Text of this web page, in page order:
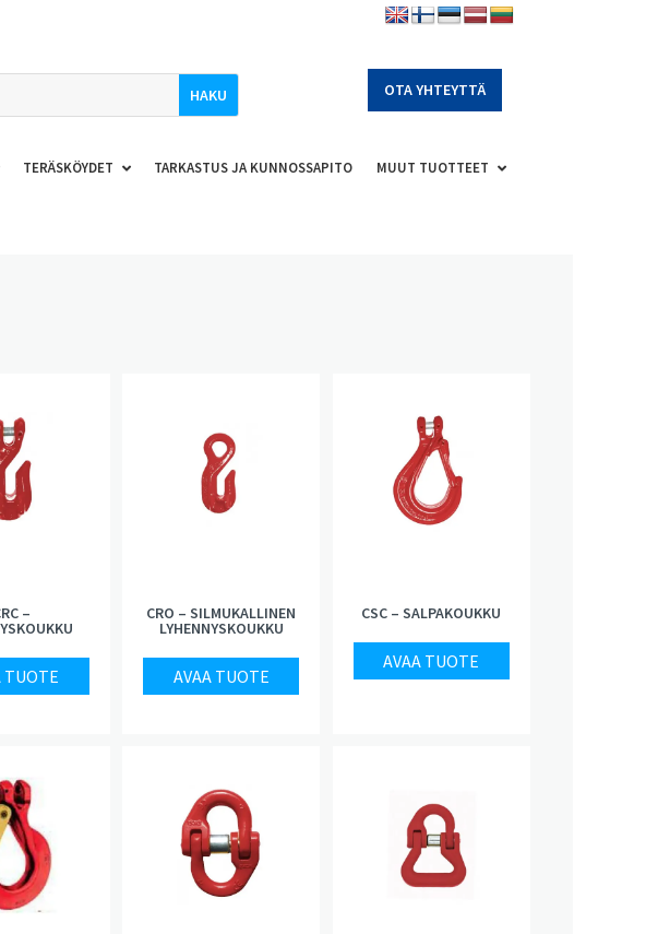
OTA YHTEYTTÄ
TERÄSKÖYDET TARKASTUS JA KUNNOSSAPITO MUUT TUOTTEET
–
TUOTE
CRO – SILMUKALLINEN
LYHENNYSKOUKKU
AVAA TUOTE
CSC – SALPAKOUKKU
AVAA TUOTE